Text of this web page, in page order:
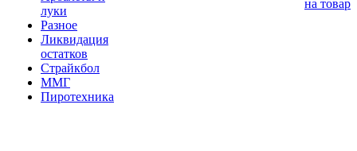
луки
Разное
Ликвидация
остатков
Страйкбол
ММГ
Пиротехника
на товар